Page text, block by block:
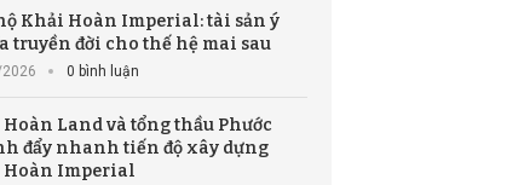
Khải Hoàn Imperial: tài sản ý
truyền đời cho thế hệ mai sau
0 bình luận
Land và tổng thầu Phước
đẩy nhanh tiến độ xây dựng
Hoàn Imperial